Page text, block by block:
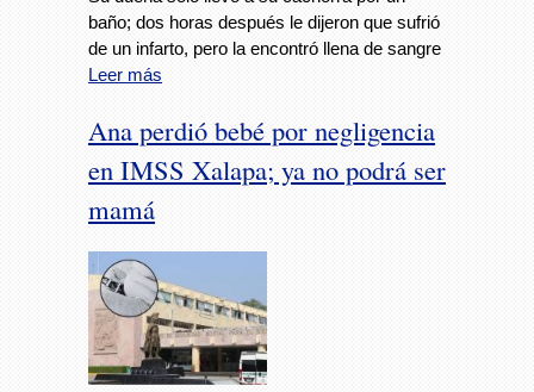
baño; dos horas después le dijeron que sufrió
de un infarto, pero la encontró llena de sangre
Leer más
Ana perdió bebé por negligencia
en IMSS Xalapa; ya no podrá ser
mamá